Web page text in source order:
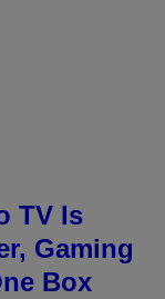
TV Is
Gaming
Box